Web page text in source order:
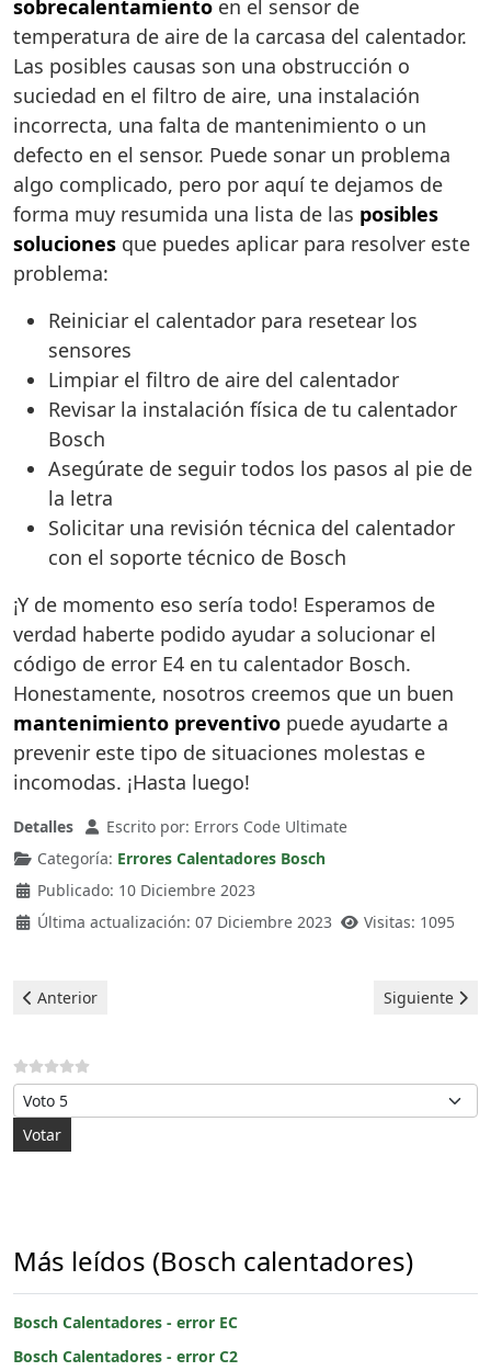
sobrecalentamiento en el sensor de
temperatura de aire de la carcasa del calentador.
Las posibles causas son una obstrucción o
suciedad en el filtro de aire, una instalación
incorrecta, una falta de mantenimiento o un
defecto en el sensor. Puede sonar un problema
algo complicado, pero por aquí te dejamos de
forma muy resumida una lista de las posibles
soluciones que puedes aplicar para resolver este
problema:
Reiniciar el calentador para resetear los
sensores
Limpiar el filtro de aire del calentador
Revisar la instalación física de tu calentador
Bosch
Asegúrate de seguir todos los pasos al pie de
la letra
Solicitar una revisión técnica del calentador
con el soporte técnico de Bosch
¡Y de momento eso sería todo! Esperamos de
verdad haberte podido ayudar a solucionar el
código de error E4 en tu calentador Bosch.
Honestamente, nosotros creemos que un buen
mantenimiento preventivo puede ayudarte a
prevenir este tipo de situaciones molestas e
incomodas. ¡Hasta luego!
Detalles Escrito por: Errors Code Ultimate
Categoría: Errores Calentadores Bosch
Publicado: 10 Diciembre 2023
Última actualización: 07 Diciembre 2023
Visitas: 1095
Artículo anterior: Bosch Calentadores - error C4
Anterior Artículo
Siguiente
Por favor, vote
Más leídos (Bosch calentadores)
Bosch Calentadores - error EC
Bosch Calentadores - error C2